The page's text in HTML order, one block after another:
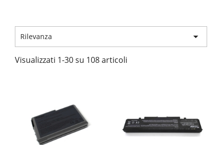
Rilevanza 
Visualizzati 1-30 su 108 articoli